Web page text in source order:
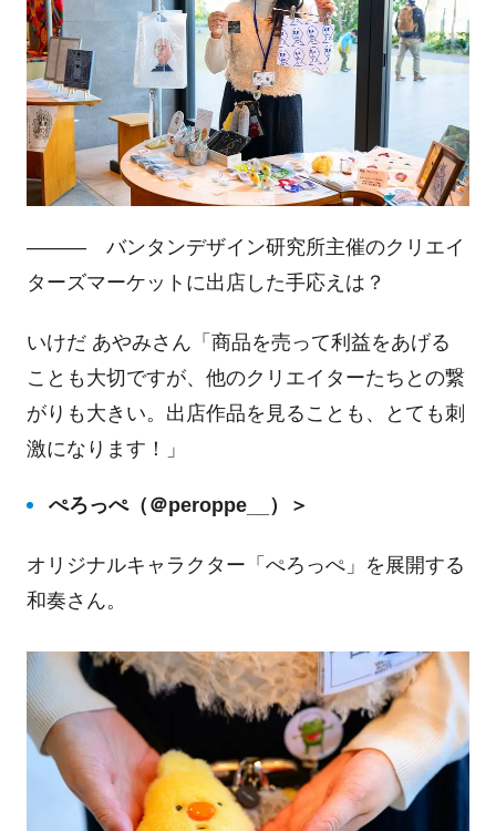
――― バンタンデザイン研究所主催のクリエイ
ターズマーケットに出店した手応えは？
いけだ あやみさん「商品を売って利益をあげる
ことも大切ですが、他のクリエイターたちとの繋
がりも大きい。出店作品を見ることも、とても刺
激になります！」
ぺろっぺ（＠peroppe__）＞
オリジナルキャラクター「ぺろっぺ」を展開する
和奏さん。